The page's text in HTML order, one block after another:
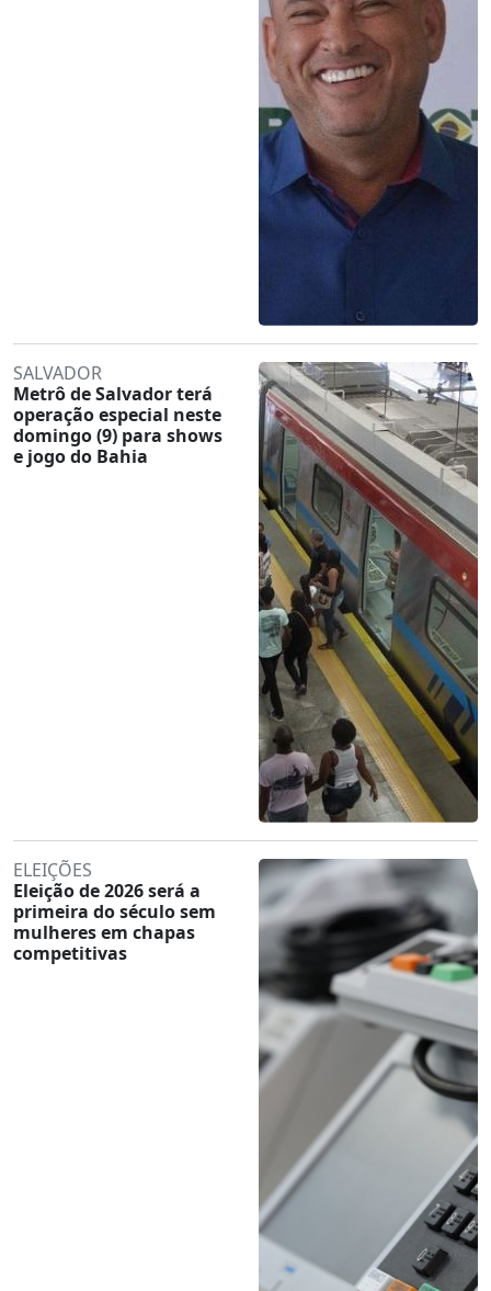
SALVADOR
Metrô de Salvador terá
operação especial neste
domingo (9) para shows
e jogo do Bahia
ELEIÇÕES
Eleição de 2026 será a
primeira do século sem
mulheres em chapas
competitivas